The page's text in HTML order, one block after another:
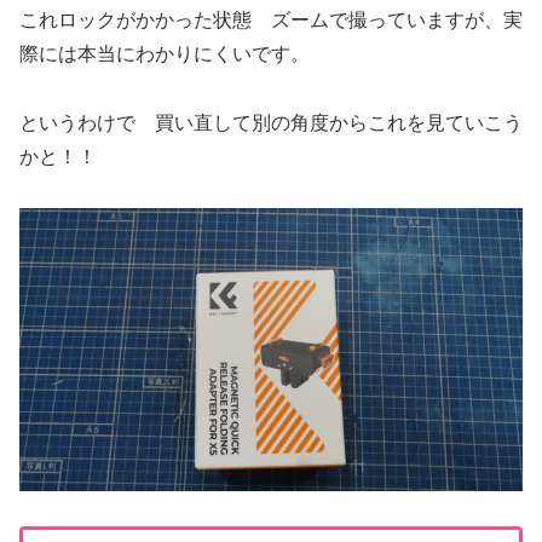
これロックがかかった状態 ズームで撮っていますが、実
際には本当にわかりにくいです。
というわけで 買い直して別の角度からこれを見ていこう
かと！！